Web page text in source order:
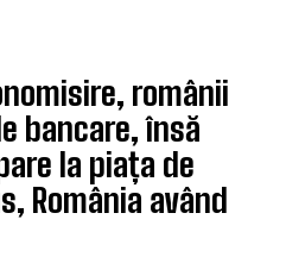
românii
bancare, însă
la piața de
România având